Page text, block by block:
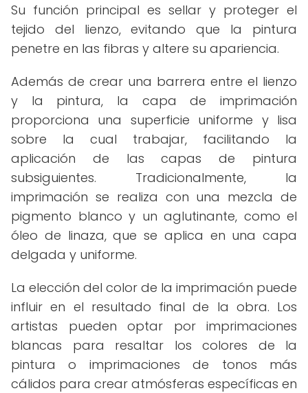
Su función principal es sellar y proteger el
tejido del lienzo, evitando que la pintura
penetre en las fibras y altere su apariencia.
Además de crear una barrera entre el lienzo
y la pintura, la capa de imprimación
proporciona una superficie uniforme y lisa
sobre la cual trabajar, facilitando la
aplicación de las capas de pintura
subsiguientes. Tradicionalmente, la
imprimación se realiza con una mezcla de
pigmento blanco y un aglutinante, como el
óleo de linaza, que se aplica en una capa
delgada y uniforme.
La elección del color de la imprimación puede
influir en el resultado final de la obra. Los
artistas pueden optar por imprimaciones
blancas para resaltar los colores de la
pintura o imprimaciones de tonos más
cálidos para crear atmósferas específicas en